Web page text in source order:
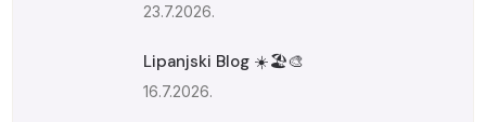
23.7.2026.
Lipanjski Blog ☀️🏖️🎨
16.7.2026.